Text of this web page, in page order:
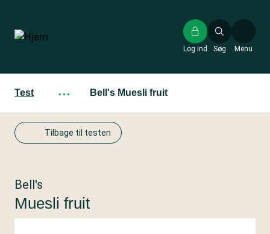
hovedindhold
Søg
Log ind Menu
Test ··· Bell's Muesli fruit
Tilbage til testen
Bell's
Muesli fruit